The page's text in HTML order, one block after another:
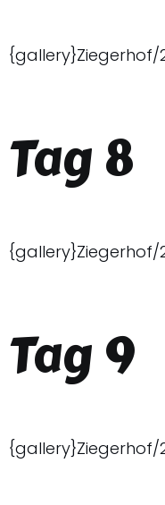
{gallery}Ziegerhof/
Tag 8
{gallery}Ziegerhof/
Tag 9
{gallery}Ziegerhof/